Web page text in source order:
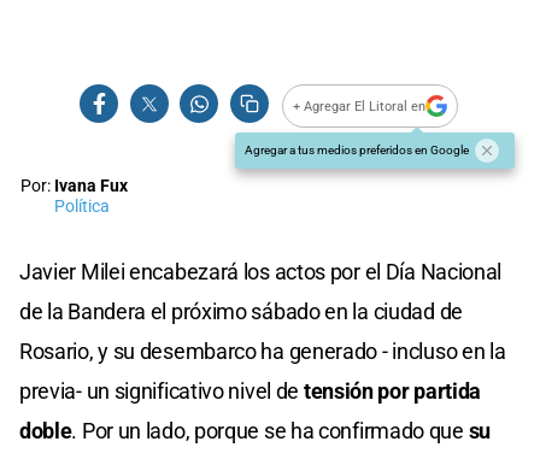
+ Agregar El Litoral en
Agregar a tus medios preferidos en Google
Por: Ivana Fux
Política
Javier Milei encabezará los actos por el Día Nacional
de la Bandera el próximo sábado en la ciudad de
Rosario, y su desembarco ha generado - incluso en la
previa- un significativo nivel de tensión por partida
doble. Por un lado, porque se ha confirmado que su